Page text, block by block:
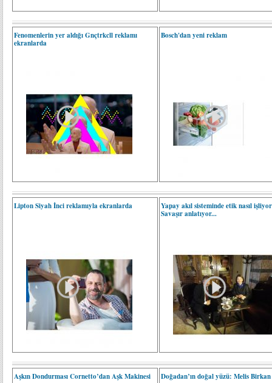
Fenomenlerin yer aldığı Gnçtrkcll reklamı
ekranlarda
Bosch'dan yeni reklam
Lipton Siyah İnci reklamıyla ekranlarda
Yapay akıl sisteminde etik nasıl
Savaşır anlatıyor...
Aşkın Dondurması Cornetto’dan Aşk Makinesi Doğadan’ın doğal yüzü: Melis Birkan